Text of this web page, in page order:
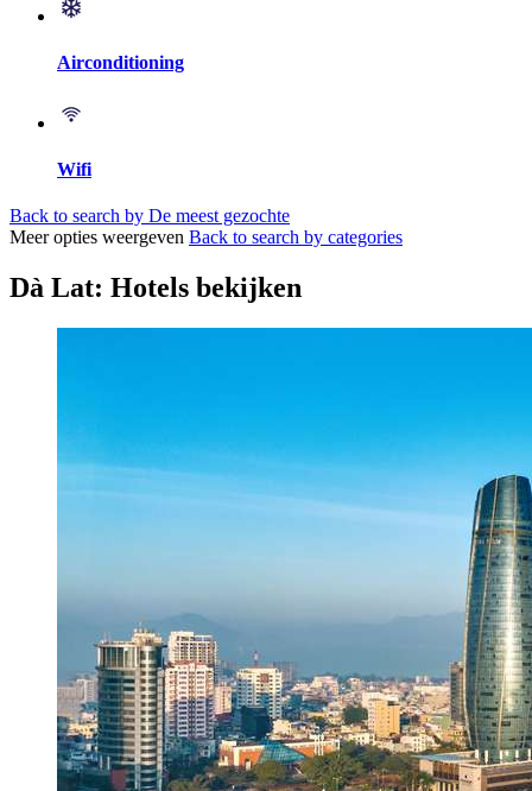
Airconditioning
Wifi
Back to search by De meest gezochte
Meer opties weergeven Back to search by categories
Dà Lat: Hotels bekijken